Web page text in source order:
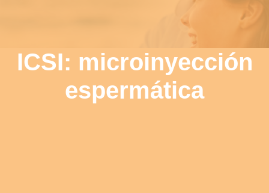
ICSI: microinyección
espermática